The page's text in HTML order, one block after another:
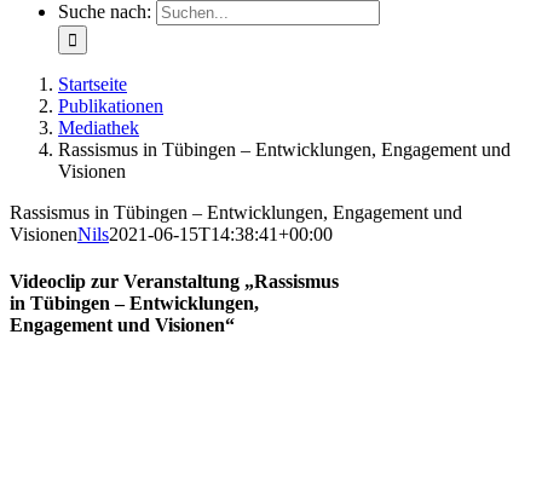
Suche nach:
Startseite
Publikationen
Mediathek
Rassismus in Tübingen – Entwicklungen, Engagement und
Visionen
Rassismus in Tübingen – Entwicklungen, Engagement und
VisionenNils2021-06-15T14:38:41+00:00
Videoclip zur Veranstaltung „Rassismus
in Tübingen – Entwicklungen,
Engagement und Visionen“